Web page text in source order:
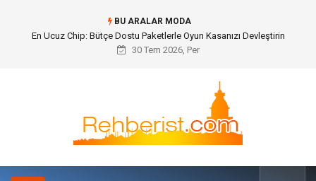
BU ARALAR MODA
En Ucuz Chip: Bütçe Dostu Paketlerle Oyun Kasanızı Devleştirin
30 Tem 2026, Per